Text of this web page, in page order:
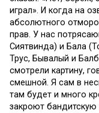
играл». И когда на
абсолютного
прав. У нас
Сиятвинда) и Бала
Трус, Бывалый и
смотрели картину,
смешной. Я сам в
там будет и много
закроют